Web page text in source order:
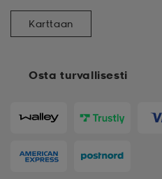
Osta turvallisesti
Karttaan